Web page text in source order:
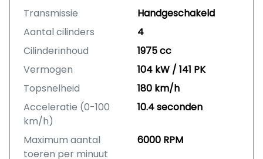
Transmissie
Handgeschakeld
Aantal cilinders
4
Cilinderinhoud
1975 cc
Vermogen
104 kW / 141 PK
Topsnelheid
180 km/h
Acceleratie (0-100
km/h)
10.4 seconden
Maximum aantal
toeren per minuut
6000 RPM